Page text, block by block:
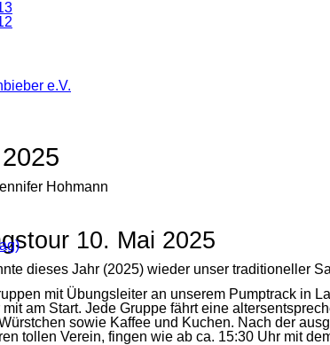
e.V.
Hohmann
10. Mai 2025
dieses Jahr (2025) wieder unser traditioneller
mit Übungsleiter an unserem Pumptrack in
am Start. Jede Gruppe fährt eine
sowie Kaffee und Kuchen. Nach der
tollen Verein, fingen wie ab ca. 15:30 Uhr mit